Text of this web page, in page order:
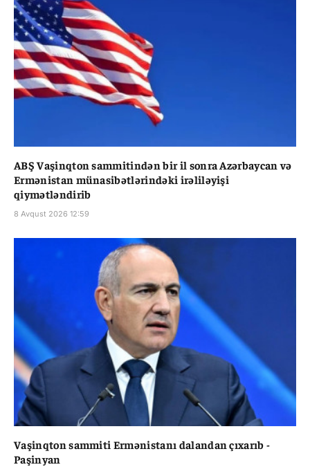
ABŞ Vaşinqton sammitindən bir il sonra Azərbaycan və
Ermənistan münasibətlərindəki irəliləyişi
qiymətləndirib
8 Avqust 2026 12:59
Vaşinqton sammiti Ermənistanı dalandan çıxarıb -
Paşinyan